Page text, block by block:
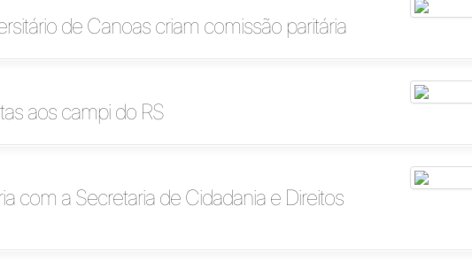
de Canoas criam comissão paritária
aos campi do RS
com a Secretaria de Cidadania e Direitos